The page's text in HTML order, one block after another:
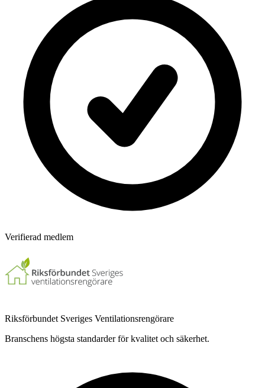
Verifierad medlem
Riksförbundet Sveriges Ventilationsrengörare
Branschens högsta standarder för kvalitet och säkerhet.